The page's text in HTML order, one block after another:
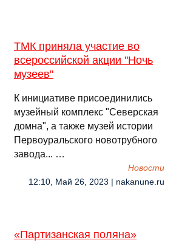
ТМК приняла участие во
всероссийской акции "Ночь
музеев"
К инициативе присоединились
музейный комплекс "Северская
домна", а также музей истории
Первоуральского новотрубного
завода... …
Новости
12:10, Май 26, 2023 | nakanune.ru
«Партизанская поляна»